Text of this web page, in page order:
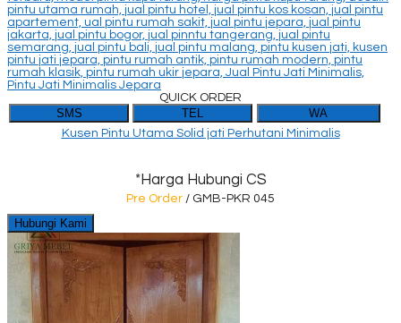
QUICK ORDER
SMS TEL WA
Kusen Pintu Utama Solid jati Perhutani Minimalis
*Harga Hubungi CS
Pre Order / GMB-PKR 045
Hubungi Kami